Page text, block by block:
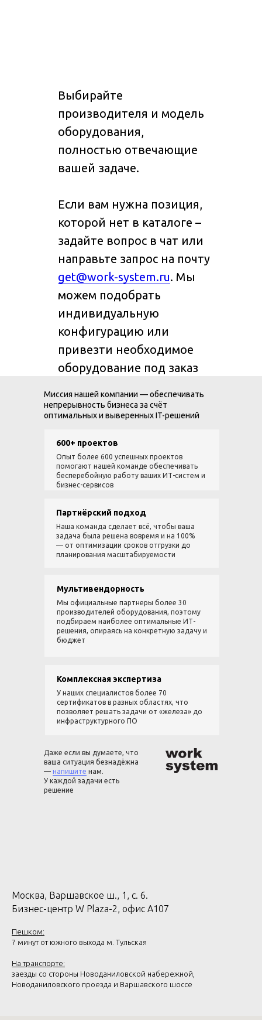
Выбирайте
производителя и модель
оборудования,
полностью отвечающие
вашей задаче.
Если вам нужна позиция,
которой нет в каталоге –
задайте вопрос в чат или
направьте запрос на почту
get@work-system.ru. Мы
можем подобрать
индивидуальную
конфигурацию или
привезти необходимое
оборудование под заказ
Миссия нашей компании — обеспечивать
непрерывность бизнеса за счёт
оптимальных и выверенных IT-решений
600+ проектов
Опыт более 600 успешных проектов
помогают нашей команде обеспечивать
бесперебойную работу ваших ИТ-систем и
бизнес-сервисов
Мультивендорность
Мы официальные партнеры более 30
производителей оборудования, поэтому
подбираем наиболее оптимальные ИТ-
решения, опираясь на конкретную задачу и
бюджет
Комплексная экспертиза
У наших специалистов более 70
сертификатов в разных областях, что
позволяет решать задачи от «железа» до
инфраструктурного ПО
Партнёрский подход
Наша команда сделает всё, чтобы ваша
задача была решена вовремя и на 100%
— от оптимизации сроков отгрузки до
планирования масштабируемости
Даже если вы думаете, что
ваша ситуация безнадёжна
— напишите нам.
У каждой задачи есть
решение
Москва, Варшавское ш., 1, с. 6.
Бизнес-центр W Plaza-2, офис А107
Пешком:
7 минут от южного выхода м. Тульская
На транспорте:
заезды со стороны Новоданиловской набережной,
Новоданиловского проезда и Варшавского шоссе